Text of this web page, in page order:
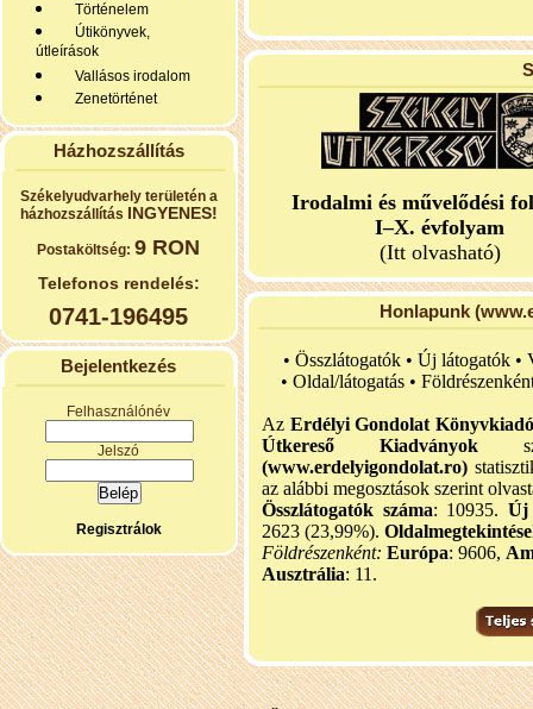
Történelem
Útikönyvek,
útleírások
Vallásos irodalom
Zenetörténet
Házhozszállítás
Székelyudvarhely területén a
házhozszállítás INGYENES!
Postaköltség:9 RON
Telefonos rendelés:
0741-196495
Bejelentkezés
Felhasználónév
Jelszó
Regisztrálok
Irodalmi és művelődési
I–X. évfolyam
(Itt olvasható)
Honlapunk
• Összlátogatók • Új látogatók •
• Oldal/látogatás •
Az Erdélyi Gondolat
Útkereső Kiadványok
(www.erdelyigondolat.ro)
az alábbi megosztások szerint
Összlátogatók száma: 10935. Új
2623 (23,99%).
Földrészenként: Európa: 9606,
Ausztrália: 11.